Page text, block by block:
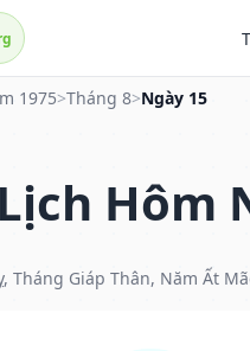
1975>Tháng 8>Ngày 15
Hôm
Tháng Giáp Thân, Năm Ất